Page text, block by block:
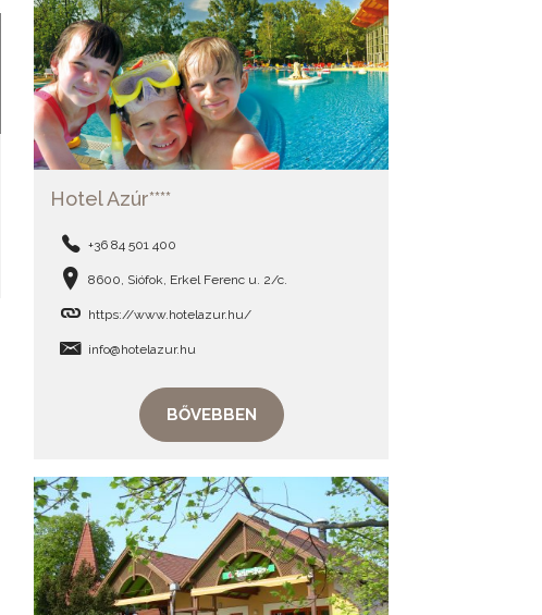
Hotel Azúr****
+36 84 501 400
8600, Siófok, Erkel Ferenc u. 2/c.
https://www.hotelazur.hu/
info@hotelazur.hu
BŐVEBBEN